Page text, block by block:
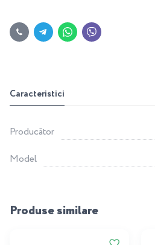
Caracteristici
Producător
Model
Produse similare